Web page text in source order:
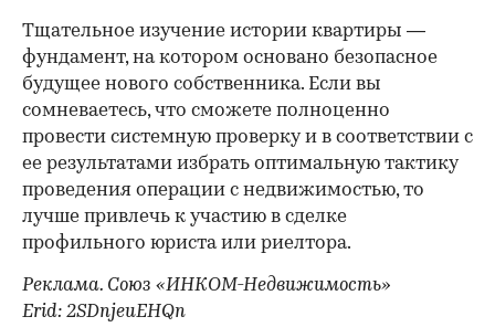
Тщательное изучение истории квартиры —
фундамент, на котором основано безопасное
будущее нового собственника. Если вы
сомневаетесь, что сможете полноценно
провести системную проверку и в соответствии с
ее результатами избрать оптимальную тактику
проведения операции с недвижимостью, то
лучше привлечь к участию в сделке
профильного юриста или риелтора.
Реклама. Союз «ИНКОМ-Недвижимость»
Erid: 2SDnjeuEHQn